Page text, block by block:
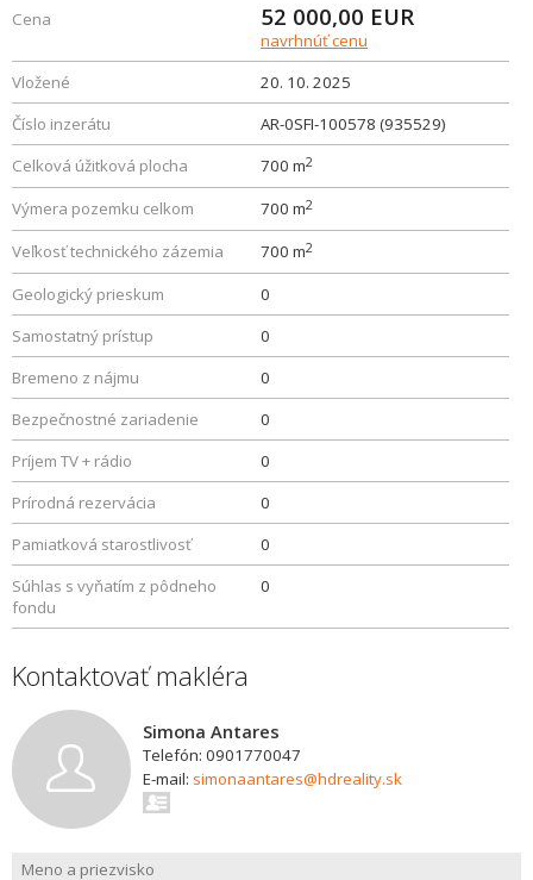
Cena 52 000,00 EUR
navrhnúť cenu
Vložené
20. 10. 2025
Číslo inzerátu
AR-0SFI-100578 (935529)
Celková úžitková plocha
700 m2
Výmera pozemku celkom 700 m2
Veľkosť technického zázemia 700 m2
Geologický prieskum
0
Samostatný prístup
0
Bremeno z nájmu
0
Bezpečnostné zariadenie
0
Príjem TV + rádio
0
Prírodná rezervácia
0
Pamiatková starostlivosť
0
Súhlas s vyňatím z pôdneho
fondu
0
Kontaktovať makléra
Simona Antares
Telefón: 0901770047
E-mail: simonaantares@hdreality.sk